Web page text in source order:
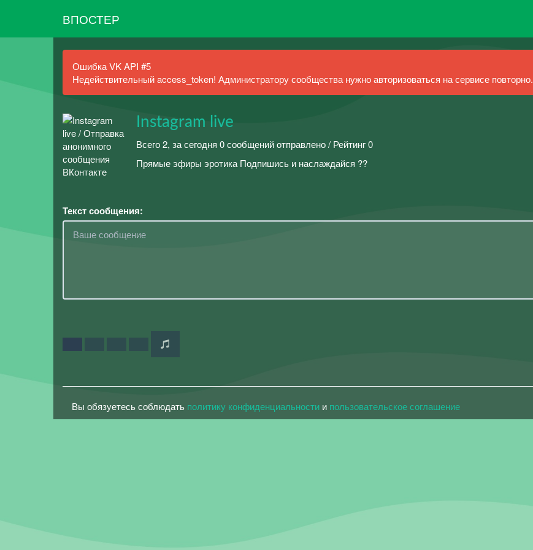
ВПОСТЕР
Ошибка VK API #5
Недействительный access_token! Администратору сообщества нужно авторизоваться на сервисе повторно.
Instagram live
Всего 2, за сегодня 0 сообщений отправлено / Рейтинг 0
Прямые эфиры эротика Подпишись и наслаждайся ??
Текст сообщения:
Вы обязуетесь соблюдать политику конфиденциальности и пользовательское соглашение